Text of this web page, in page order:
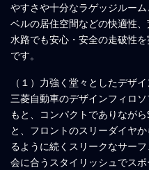
やすさや十分なラゲッジルー
ベルの居住空間などの快適性
水路でも安心・安全の走破性
です。
（１）力強く堂々としたデザイ
三菱自動車のデザインフィロ
もと、コンパクトでありなが
と、フロントのスリーダイヤ
るように続くスリークなサー
会に合うスタイリッシュでス